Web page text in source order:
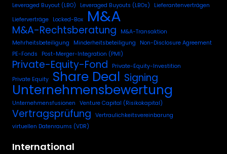
Leveraged Buyout (LBO)
Leveraged Buyouts (LBOs)
Lieferantenverträgen
Lieferverträge Locked-Box M&A
M&A-Rechtsberatung
M&A-Transaktion
Mehrheitsbeteiligung
Minderheitsbeteiligung
Non-Disclosure Agreement
PE-Fonds
Post-Merger-Integration (PMI)
Private-Equity-Fond
Private-Equity-Investition
Private Equity Share Deal Signing
Unternehmensbewertung
Unternehmensfusionen Venture Capital (Risikokapital)
Vertragsprüfung Vertraulichkeitsvereinbarung
virtuellen Datenraums (VDR)
International